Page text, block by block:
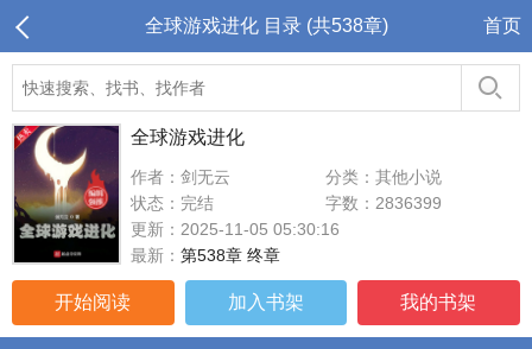
全球游戏进化 目录 (共538章) 首页
全球游戏进化
作者：剑无云
分类：其他小说
状态：完结
字数：2836399
更新：2025-11-05 05:30:16
最新： 第538章 终章
开始阅读 加入书架 我的书架